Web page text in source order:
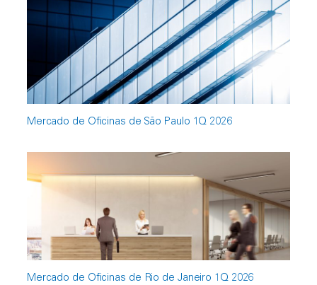
Mercado de Oficinas de São Paulo 1Q 2026
Mercado de Oficinas de Rio de Janeiro 1Q 2026